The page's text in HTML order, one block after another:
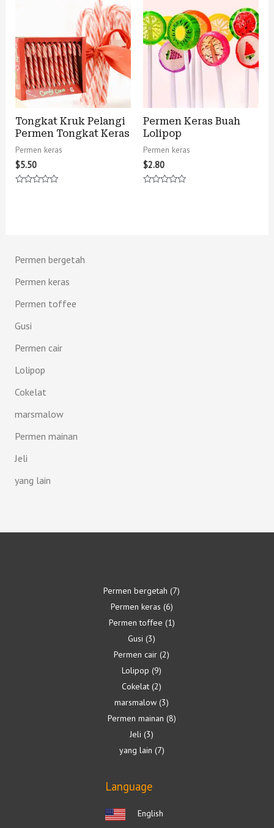
Permen bergetah
Permen keras
Permen toffee
Gusi
Permen cair
Lolipop
Cokelat
marsmalow
Permen mainan
Jeli
yang lain
Tongkat Kruk Pelangi
Permen Tongkat Keras
Permen keras
$5.50
Permen Keras Buah
Lolipop
Permen keras
$2.80
Permen bergetah 7
Permen keras 6
Permen toffee 1
Gusi 3
Permen cair 2
Lolipop 9
Cokelat 2
marsmalow 3
Permen mainan 8
Jeli 3
yang lain 7
Language
English